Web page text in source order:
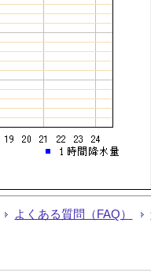
よくある質問（FAQ）